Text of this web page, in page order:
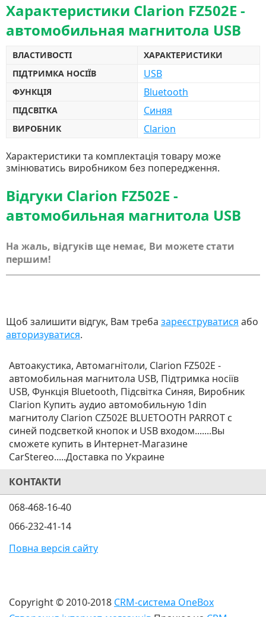
Характеристики Clarion FZ502E -
автомобильная магнитола USB
ВЛАСТИВОСТІ
ХАРАКТЕРИСТИКИ
ПІДТРИМКА НОСІЇВ
USB
ФУНКЦІЯ Bluetooth
ПІДСВІТКА Синяя
ВИРОБНИК Clarion
Характеристики та комплектація товару може
змінюватись виробником без попередження.
Відгуки Clarion FZ502E -
автомобильная магнитола USB
На жаль, відгуків ще немає, Ви можете стати
першим!
Щоб залишити відгук, Вам треба зареєструватися або
авторизуватися.
Автоакустика, Автомагнітоли, Clarion FZ502E -
автомобильная магнитола USB, Підтримка носіїв
USB, Функція Bluetooth, Підсвітка Синяя, Виробник
Clarion Купить аудио автомобильную 1din
магнитолу Clarion CZ502E BLUETOOTH PARROT с
синей подсветкой кнопок и USB входом.......Вы
сможете купить в Интернет-Магазине
CarStereo.....Доставка по Украине
КОНТАКТИ
068-468-16-40
066-232-41-14
Повна версія сайту
Copyright © 2010-2018 CRM-система OneBox